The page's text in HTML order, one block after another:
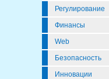
Регулирование
Финансы
Web
Безопасность
Инновации